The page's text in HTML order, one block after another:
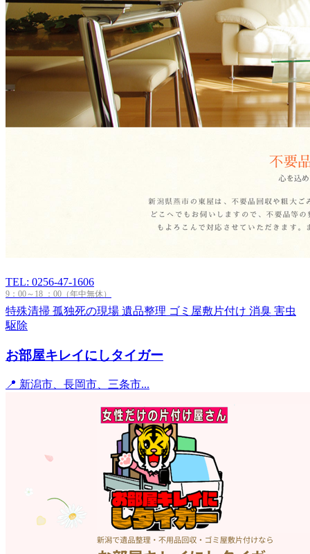
TEL: 0256-47-1606
9：00～18 ：00（年中無休）
特殊清掃 孤独死の現場 遺品整理 ゴミ屋敷片付け 消臭 害虫
駆除
お部屋キレイにしタイガー
📍 新潟市、長岡市、三条市...